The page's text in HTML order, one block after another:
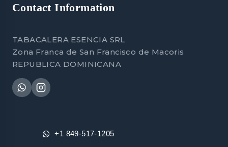
Contact Information
TABACALERA ESENCIA SRL
Zona Franca de San Francisco de Macoris
REPUBLICA DOMINICANA
+1 849-517-1205